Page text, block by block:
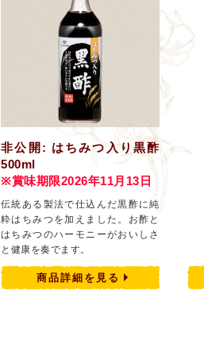
非公開: はちみつ入り黒酢
500ml
※賞味期限2026年11月13日
伝統ある製法で仕込んだ黒酢に純
粋はちみつを加えました。お酢と
はちみつのハーモニーがおいしさ
と健康を奏でます。
商品詳細を見る